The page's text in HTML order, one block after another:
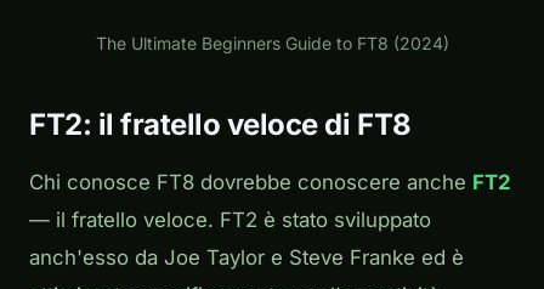
The Ultimate Beginners Guide to FT8 (2024)
FT2: il fratello veloce di FT8
Chi conosce FT8 dovrebbe conoscere anche FT2
— il fratello veloce. FT2 è stato sviluppato
anch'esso da Joe Taylor e Steve Franke ed è